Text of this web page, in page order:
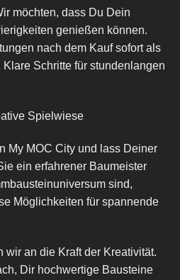
möchten, dass Du Dein
genießen können.
nach dem Kauf sofort als
Schritte für stundenlangen
Spielwiese
My MOC City und lass Deiner
ein erfahrener Baumeister
sind,
Möglichkeiten für spannende
wir an die Kraft der Kreativität.
Dir hochwertige Bausteine